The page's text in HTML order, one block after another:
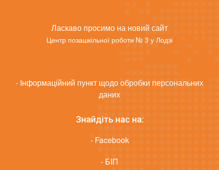
Ласкаво просимо на новий сайт
Центр позашкільної роботи № 3 у Лодзі
- Інформаційний пункт щодо обробки персональних
даних
Знайдіть нас на:
- Facebook
- БІП